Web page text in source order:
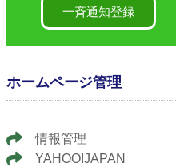
一斉通知登録
ホームページ管理
情報管理
YAHOO!JAPAN